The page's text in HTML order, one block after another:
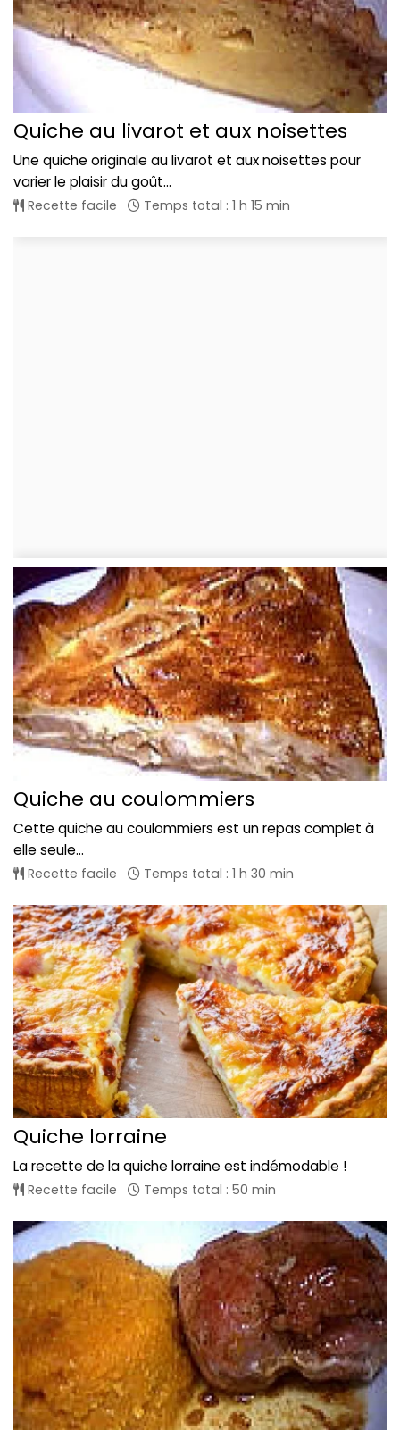
Quiche au livarot et aux noisettes
Une quiche originale au livarot et aux noisettes pour
varier le plaisir du goût...
Recette facile Temps total : 1 h 15 min
Quiche au coulommiers
Cette quiche au coulommiers est un repas complet à
elle seule...
Recette facile Temps total : 1 h 30 min
Quiche lorraine
La recette de la quiche lorraine est indémodable !
Recette facile Temps total : 50 min